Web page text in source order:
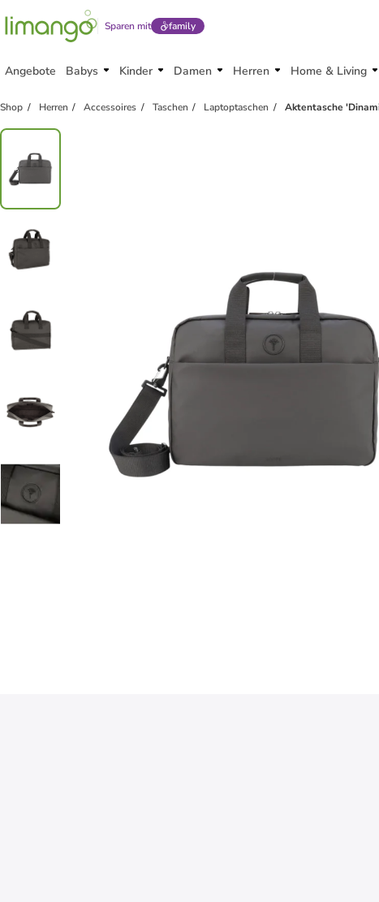
Sparen mit family
Angebote Babys Kinder Damen Herren Home & Living
Shop Herren Accessoires Taschen Laptoptaschen Aktentasche